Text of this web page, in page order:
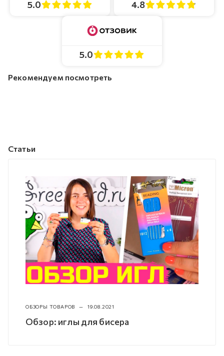
5.0 4.8
5.0
Рекомендуем посмотреть
Статьи
ОБЗОРЫ ТОВАРОВ — 19.08.2021
Обзор: иглы для бисера